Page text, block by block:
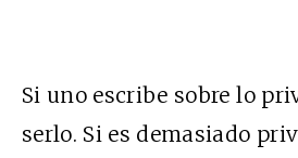
Si uno escribe sobre lo
serlo. Si es demasiado